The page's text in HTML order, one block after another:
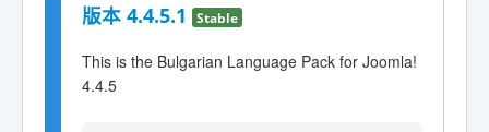
版本 4.4.5.1 Stable
This is the Bulgarian Language Pack for Joomla!
4.4.5